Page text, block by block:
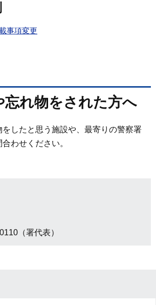
事項変更
忘れ物をされた方へ
したと思う施設や、最寄りの警察署
わせください。
（署代表）